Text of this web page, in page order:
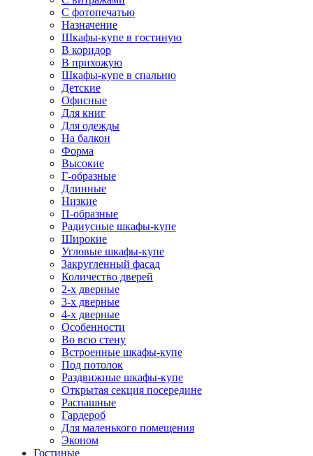
С фотопечатью
Назначение
Шкафы-купе в гостиную
В коридор
В прихожую
Шкафы-купе в спальню
Детские
Офисные
Для книг
Для одежды
На балкон
Форма
Высокие
Г-образные
Длинные
Низкие
П-образные
Радиусные шкафы-купе
Широкие
Угловые шкафы-купе
Закругленный фасад
Количество дверей
2-х дверные
3-х дверные
4-х дверные
Особенности
Во всю стену
Встроенные шкафы-купе
Под потолок
Раздвижные шкафы-купе
Открытая секция посередине
Распашные
Гардероб
Для маленького помещения
Эконом
Гостиные